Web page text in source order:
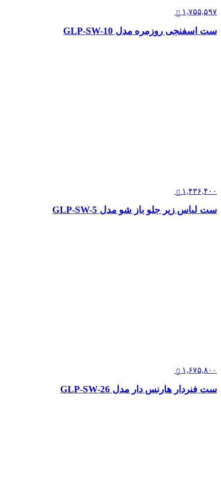
۱,۷۵۵,۵۹۷
ست اسفنجی روزمره مدل GLP-SW-10
۱,۴۳۶,۴۰۰
ست لباس زیر جلو باز شو مدل GLP-SW-5
۱,۶۷۵,۸۰۰
ست فنردار هارنس دار مدل GLP-SW-26